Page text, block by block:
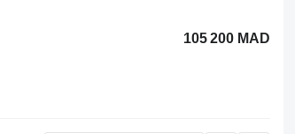
105 200 MAD